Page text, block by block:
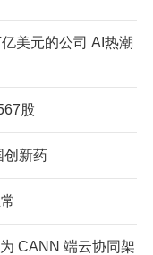
美元的公司 AI热潮
股
创新药
CANN 端云协同架